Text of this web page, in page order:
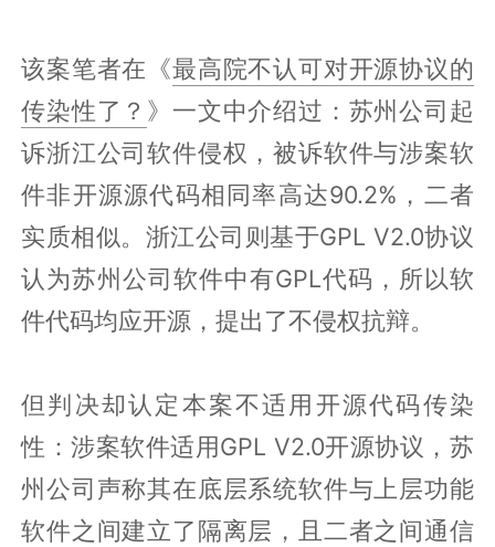
该案笔者在《最高院不认可对开源协议的
传染性了？ 》一文中介绍过：苏州公司起
诉浙江公司软件侵权，被诉软件与涉案软
件非开源源代码相同率高达90.2%，二者
实质相似。浙江公司则基于GPL V2.0协议
认为苏州公司软件中有GPL代码，所以软
件代码均应开源，提出了不侵权抗辩。
但判决却认定本案不适用开源代码传染
性：涉案软件适用GPL V2.0开源协议，苏
州公司声称其在底层系统软件与上层功能
软件之间建立了隔离层，且二者之间通信